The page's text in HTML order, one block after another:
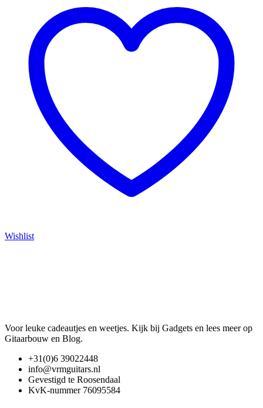
Wishlist
Voor leuke cadeautjes en weetjes. Kijk bij Gadgets en lees meer op
Gitaarbouw en Blog.
+31(0)6 39022448
info@vrmguitars.nl
Gevestigd te Roosendaal
KvK-nummer 76095584